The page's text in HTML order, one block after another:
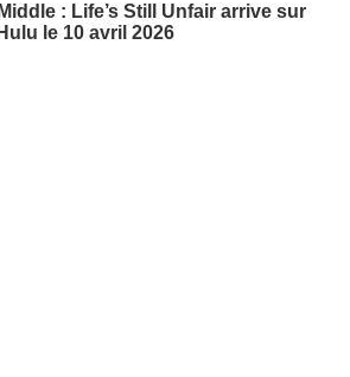
: Life’s Still Unfair arrive sur
Hulu le 10 avril 2026